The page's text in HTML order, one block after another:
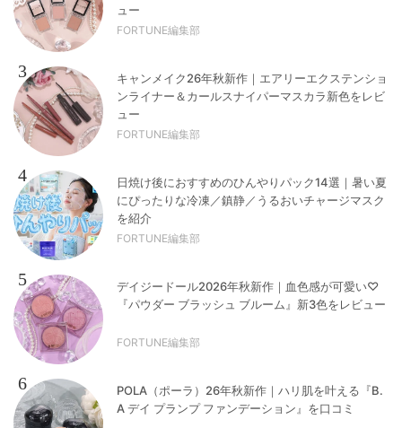
ュー
FORTUNE編集部
3
キャンメイク26年秋新作｜エアリーエクステンショ
ンライナー＆カールスナイパーマスカラ新色をレビ
ュー
FORTUNE編集部
4
日焼け後におすすめのひんやりパック14選｜暑い夏
にぴったりな冷凍／鎮静／うるおいチャージマスク
を紹介
FORTUNE編集部
5
デイジードール2026年秋新作｜血色感が可愛い♡
『パウダー ブラッシュ ブルーム』新3色をレビュー
FORTUNE編集部
6
POLA（ポーラ）26年秋新作｜ハリ肌を叶える『B.
A デイ プランプ ファンデーション』を口コミ